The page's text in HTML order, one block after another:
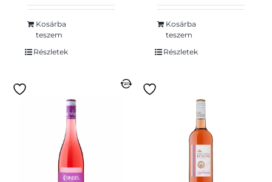
Kosárba
teszem
Részletek
Kosárba
teszem
Részletek